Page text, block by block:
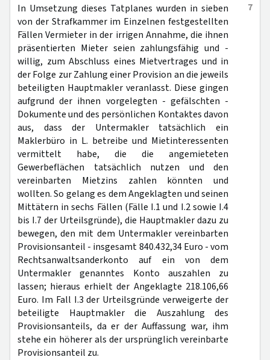
7
In Umsetzung dieses Tatplanes wurden in sieben
von der Strafkammer im Einzelnen festgestellten
Fällen Vermieter in der irrigen Annahme, die ihnen
präsentierten Mieter seien zahlungsfähig und -
willig, zum Abschluss eines Mietvertrages und in
der Folge zur Zahlung einer Provision an die jeweils
beteiligten Hauptmakler veranlasst. Diese gingen
aufgrund der ihnen vorgelegten - gefälschten -
Dokumente und des persönlichen Kontaktes davon
aus, dass der Untermakler tatsächlich ein
Maklerbüro in L. betreibe und Mietinteressenten
vermittelt habe, die die angemieteten
Gewerbeflächen tatsächlich nutzen und den
vereinbarten Mietzins zahlen könnten und
wollten. So gelang es dem Angeklagten und seinen
Mittätern in sechs Fällen (Fälle I.1 und I.2 sowie I.4
bis I.7 der Urteilsgründe), die Hauptmakler dazu zu
bewegen, den mit dem Untermakler vereinbarten
Provisionsanteil - insgesamt 840.432,34 Euro - vom
Rechtsanwaltsanderkonto auf ein von dem
Untermakler genanntes Konto auszahlen zu
lassen; hieraus erhielt der Angeklagte 218.106,66
Euro. Im Fall I.3 der Urteilsgründe verweigerte der
beteiligte Hauptmakler die Auszahlung des
Provisionsanteils, da er der Auffassung war, ihm
stehe ein höherer als der ursprünglich vereinbarte
Provisionsanteil zu.